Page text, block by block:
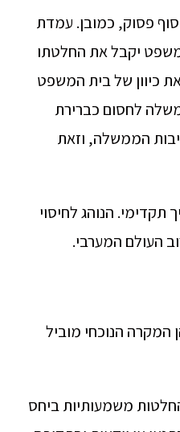
פסוק, כמובן. עמדת
יקבל את החלטתו
כיוון של בית המשפט
לחסום כברירת
הממשלה, וזאת
תקדימי. הנוהג לחיסוי
העולם המערבי.
המקרה הנוכחי מוביל
משמעותיות ביחס